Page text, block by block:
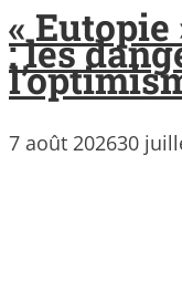
«
: les
7 août 202630